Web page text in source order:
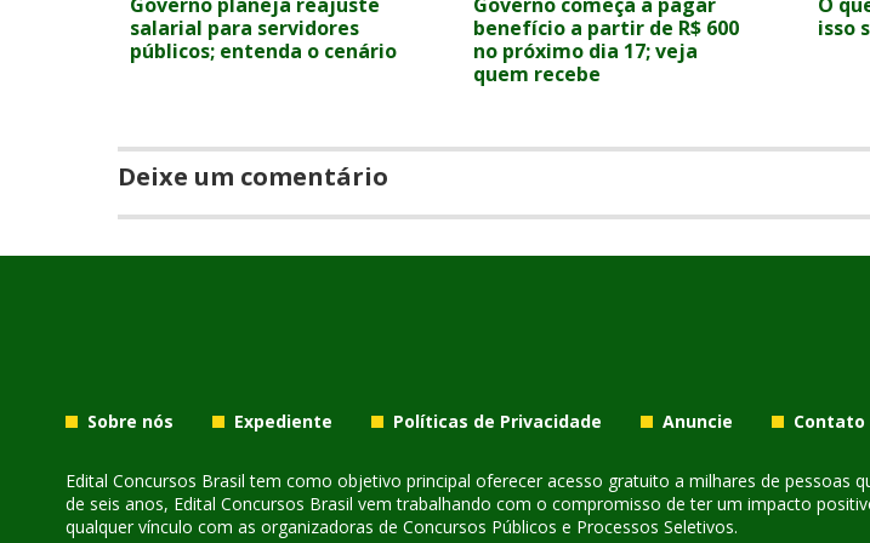
salarial para servidores
públicos; entenda o cenário
benefício a partir de R$ 600
no próximo dia 17; veja
quem recebe
isso
Deixe um comentário
Sobre nós Expediente Políticas de Privacidade Anuncie Contato
Edital Concursos Brasil tem como objetivo principal oferecer acesso gratuito a milhares de
de seis anos, Edital Concursos Brasil vem trabalhando com o compromisso de ter um impacto
qualquer vínculo com as organizadoras de Concursos Públicos e Processos Seletivos.